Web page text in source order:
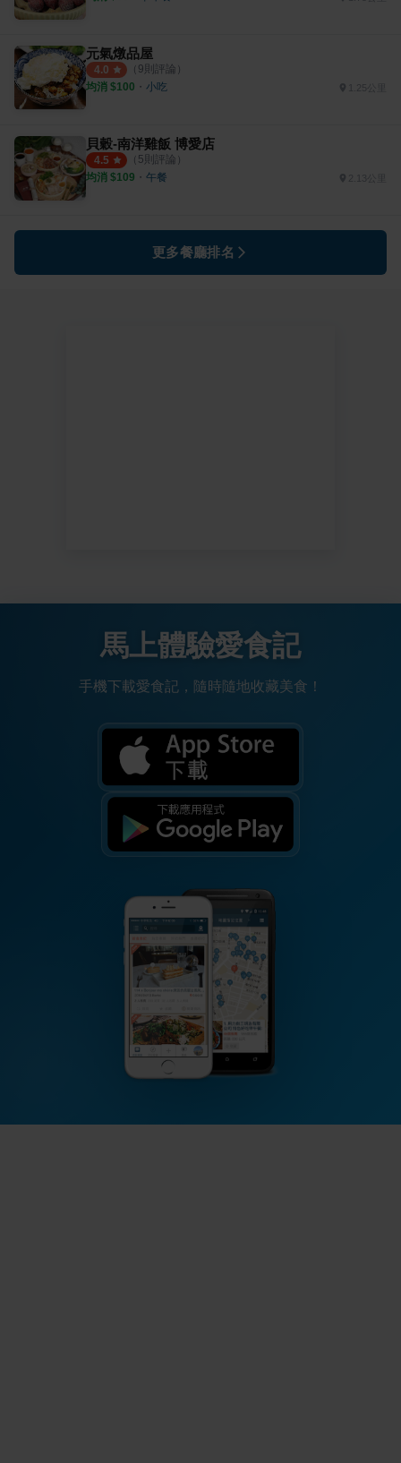
元氣燉品屋
4.0 （ 9則評論）
均消 $100 ・ 小吃 1.25公里
貝穀-南洋雞飯 博愛店
4.5 （ 5則評論）
均消 $109 ・ 午餐
更多餐廳排名
馬上體驗愛食記
手機下載愛食記，隨時隨地收藏美食！